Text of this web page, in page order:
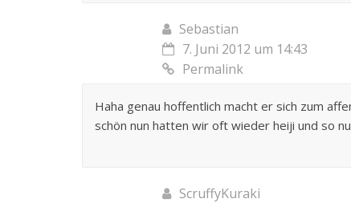
Sebastian
7. Juni 2012 um 14:43
Permalink
Haha genau hoffentlich macht er sich zum
schön nun hatten wir oft wieder heiji und so
ScruffyKuraki